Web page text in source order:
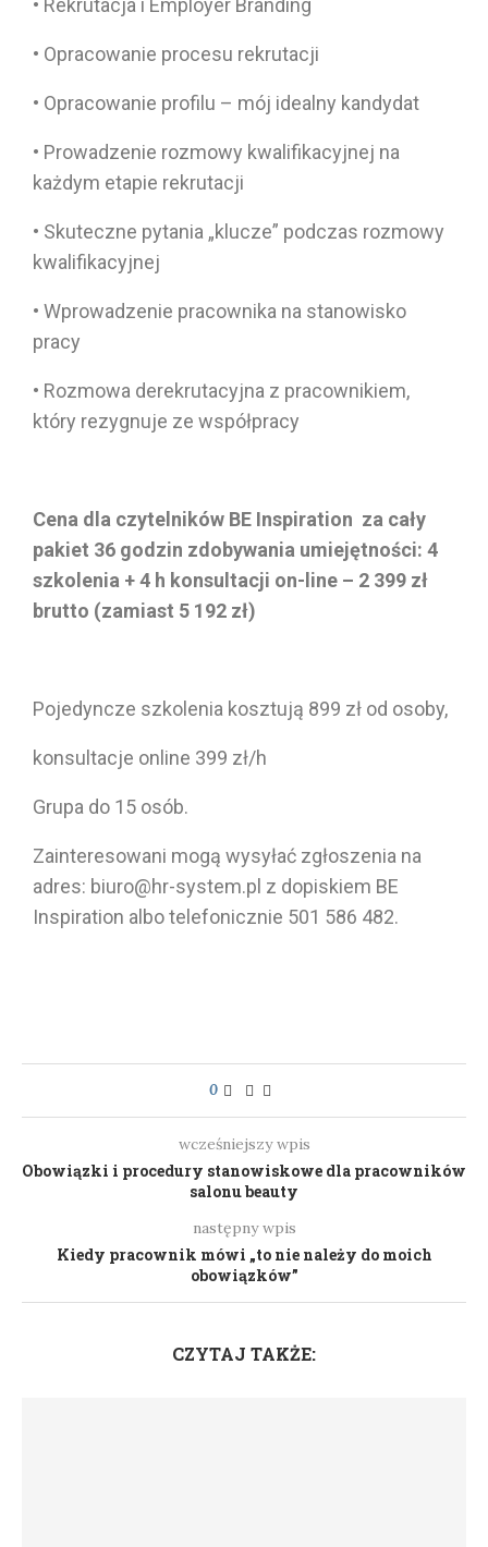
• Opracowanie procesu rekrutacji
• Opracowanie profilu – mój idealny kandydat
• Prowadzenie rozmowy kwalifikacyjnej na
każdym etapie rekrutacji
• Skuteczne pytania „klucze” podczas rozmowy
kwalifikacyjnej
• Wprowadzenie pracownika na stanowisko
pracy
• Rozmowa derekrutacyjna z pracownikiem,
który rezygnuje ze współpracy
Cena dla czytelników BE Inspiration za cały
pakiet 36 godzin zdobywania umiejętności: 4
szkolenia + 4 h konsultacji on-line – 2 399 zł
brutto (zamiast 5 192 zł)
Pojedyncze szkolenia kosztują 899 zł od osoby,
konsultacje online 399 zł/h
Grupa do 15 osób.
Zainteresowani mogą wysyłać zgłoszenia na
adres: biuro@hr-system.pl z dopiskiem BE
Inspiration albo telefonicznie 501 586 482.
0
wcześniejszy wpis
Obowiązki i procedury stanowiskowe dla pracowników
salonu beauty
następny wpis
Kiedy pracownik mówi „to nie należy do moich
obowiązków”
CZYTAJ TAKŻE: